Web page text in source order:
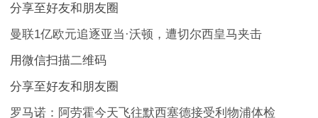
分享至好友和朋友圈
曼联1亿欧元追逐亚当·沃顿，遭切尔西皇马夹击
用微信扫描二维码
分享至好友和朋友圈
罗马诺：阿劳霍今天飞往默西塞德接受利物浦体检